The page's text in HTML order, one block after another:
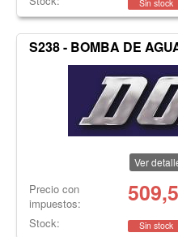
Sin stock
S238 - BOMBA DE
Ver
Precio con
impuestos:
Stock: Sin stock